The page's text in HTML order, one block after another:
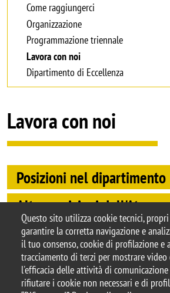
Questo sito utilizza cookie tecnici,
garantire la corretta navigazione e
il tuo consenso, cookie di profilazione
tracciamento di terzi per mostrare video
l'efficacia delle attività di
rifiutare i cookie non necessari e di
Come raggiungerci
Organizzazione
Programmazione triennale
Lavora con noi
Dipartimento di Eccellenza
Lavora con noi
Posizioni nel dipartimento
Altre posizioni dell'Ateneo
© 2025 Università degli
Piazza dell'Ateneo
Casella PEC: